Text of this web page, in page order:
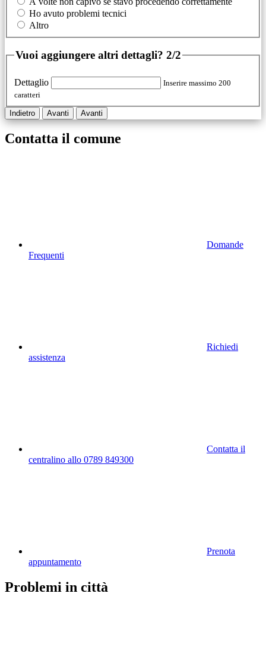
Ho avuto problemi tecnici
Altro
Vuoi aggiungere altri dettagli? 2/2
Dettaglio
Inserire massimo 200
caratteri
Indietro Avanti Avanti
Contatta il comune
Domande
Frequenti
Richiedi
assistenza
Contatta il
centralino allo 0789 849300
Prenota
appuntamento
Problemi in città